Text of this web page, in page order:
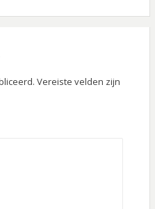
Vereiste velden zijn